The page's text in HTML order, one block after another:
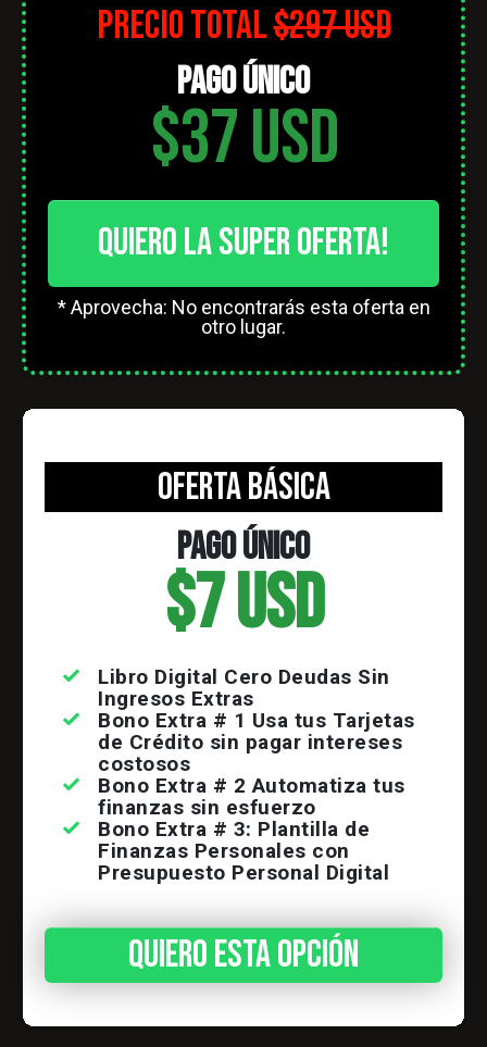
precio totaL$297 USD
pago único
$37 USD
Quiero la super oferta!
* Aprovecha: No encontrarás esta oferta en
otro lugar.
oferta básica
pago único
$7 USD
Libro Digital Cero Deudas Sin
Ingresos Extras
Bono Extra # 1 Usa tus Tarjetas
de Crédito sin pagar intereses
costosos
Bono Extra # 2 Automatiza tus
finanzas sin esfuerzo
Bono Extra # 3: Plantilla de
Finanzas Personales con
Presupuesto Personal Digital
Quiero esta opción